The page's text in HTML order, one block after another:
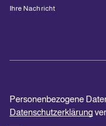
Ihre Nachricht
Personenbezogene
Datenschutzerklärung